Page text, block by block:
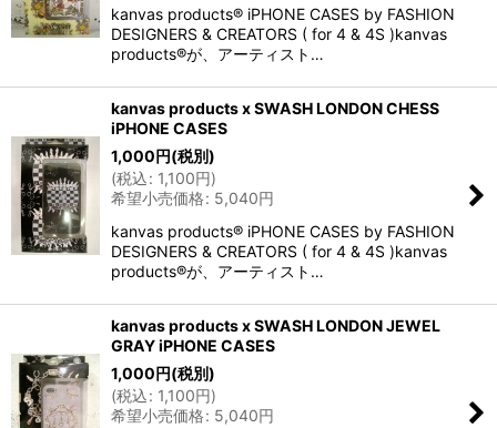
kanvas products® iPHONE CASES by FASHION
DESIGNERS & CREATORS ( for 4 & 4S )kanvas
products®が、アーティスト…
kanvas products x SWASH LONDON CHESS
iPHONE CASES
1,000円(税別)
(税込: 1,100円)
希望小売価格: 5,040円
kanvas products® iPHONE CASES by FASHION
DESIGNERS & CREATORS ( for 4 & 4S )kanvas
products®が、アーティスト…
kanvas products x SWASH LONDON JEWEL
GRAY iPHONE CASES
1,000円(税別)
(税込: 1,100円)
希望小売価格: 5,040円